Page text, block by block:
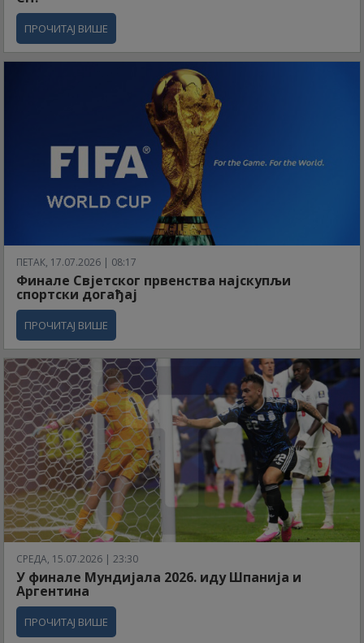
ПРОЧИТАЈ ВИШЕ
ПЕТАК, 17.07.2026 | 08:17
Финале Свјетског првенства најскупљи
спортски догађај
ПРОЧИТАЈ ВИШЕ
СРЕДА, 15.07.2026 | 23:30
У финале Мундијала 2026. иду Шпанија и
Аргентина
ПРОЧИТАЈ ВИШЕ